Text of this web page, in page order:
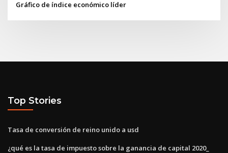
Gráfico de índice económico líder
Top Stories
Tasa de conversión de reino unido a usd
¿qué es la tasa de impuesto sobre la ganancia de capital 2020_